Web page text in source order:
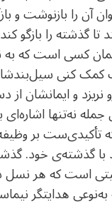
آن را بازنوشت و
گذشته را بازگو
کسی است که به
کمک کنی
و ایمانشان
ین جمله نه‌تنها
تأکیدی‌ست بر
با گذشته‌ی خود.
است که هر نسل
به‌نوعی هدایتگر